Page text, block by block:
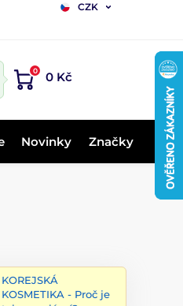
CZK
0 0 Kč
Novinky Značky
KOREJSKÁ
KOSMETIKA - Proč je